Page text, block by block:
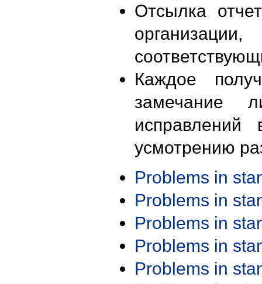
Отсылка
Каждое
замечание
исправлений
усмотрению
Problems in
Problems in
Problems in
Problems in
Problems in